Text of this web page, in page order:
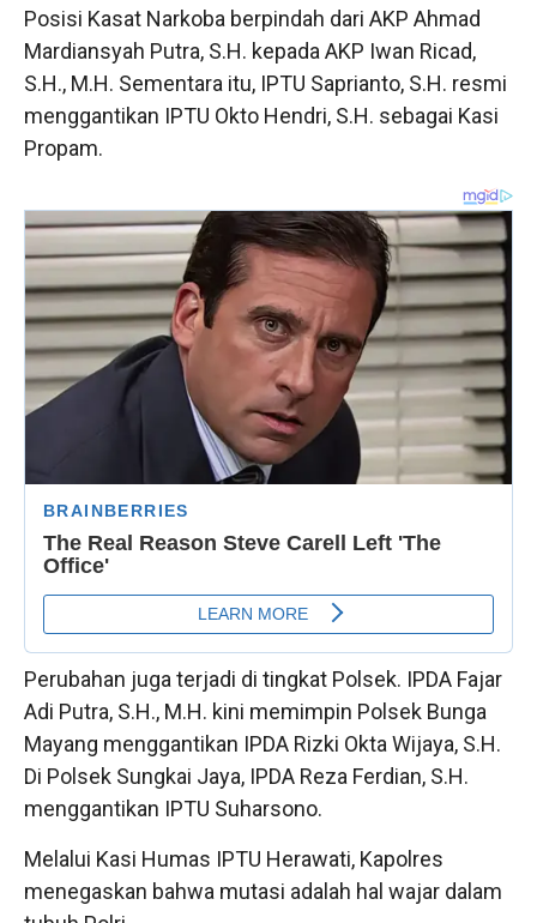
Posisi Kasat Narkoba berpindah dari AKP Ahmad
Mardiansyah Putra, S.H. kepada AKP Iwan Ricad,
S.H., M.H. Sementara itu, IPTU Saprianto, S.H. resmi
menggantikan IPTU Okto Hendri, S.H. sebagai Kasi
Propam.
Perubahan juga terjadi di tingkat Polsek. IPDA Fajar
Adi Putra, S.H., M.H. kini memimpin Polsek Bunga
Mayang menggantikan IPDA Rizki Okta Wijaya, S.H.
Di Polsek Sungkai Jaya, IPDA Reza Ferdian, S.H.
menggantikan IPTU Suharsono.
Melalui Kasi Humas IPTU Herawati, Kapolres
menegaskan bahwa mutasi adalah hal wajar dalam